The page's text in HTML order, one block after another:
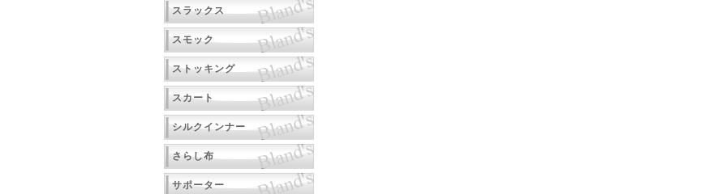
スラックス
スモック
ストッキング
スカート
シルクインナー
さらし布
サポーター